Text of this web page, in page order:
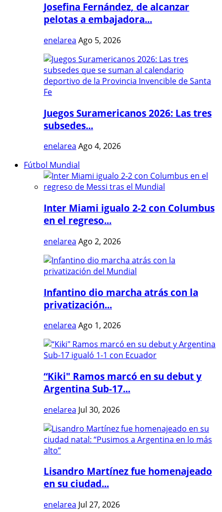
Josefina Fernández, de alcanzar
pelotas a embajadora...
enelarea Ago 5, 2026
Juegos Suramericanos 2026: Las tres
subsedes...
enelarea Ago 4, 2026
Fútbol Mundial
Inter Miami igualo 2-2 con Columbus
en el regreso...
enelarea Ago 2, 2026
Infantino dio marcha atrás con la
privatización...
enelarea Ago 1, 2026
“Kiki" Ramos marcó en su debut y
Argentina Sub-17...
enelarea Jul 30, 2026
Lisandro Martínez fue homenajeado
en su ciudad...
enelarea Jul 27, 2026